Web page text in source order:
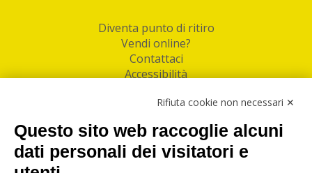
Diventa punto di ritiro
Vendi online?
Contattaci
Accessibilità
Facebook
Linkedin
Rifiuta cookie non necessari ✕
Questo sito web raccoglie alcuni
dati personali dei visitatori e